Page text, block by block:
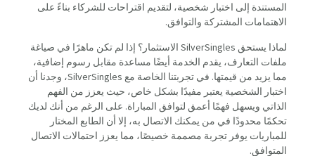
المستندة إلى اختبار شخصية، لتقديم اقتراحات للشركاء بناءً على
الاهتمامات المشتركة والتوافق.
لماذا يستحق SilverSingles الاستثمار؟ إذا لم تكن ماهرًا في صياغة
ملفات التعارف، يقدم الخدمة أيضًا مساعدة مقابل رسوم إضافية،
مما يزيد من قيمتها. في تجربتنا الخاصة مع SilverSingles، وجدنا أن
اختبار الشخصية يعتبر مفيدًا بشكل خاص، حيث يعزز من الفهم
الذاتي ويسهل فهمًا أعمق لتوافق المباراة. على الرغم من أنك لديك
تحكمًا محدودًا في من يمكنك الاتصال به، إلا أن الطابع المختار
للمباريات يوفر تجربة مصممة خصيصًا، مما يعزز احتمالات الاتصال
المتوافق.